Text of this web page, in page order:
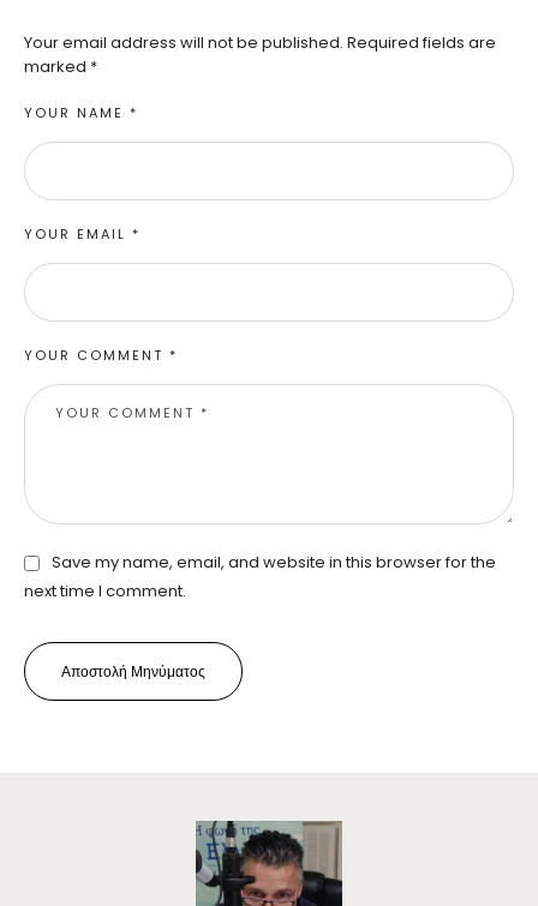
Your email address will not be published. Required fields are
marked *
YOUR COMMENT *
YOUR NAME *
YOUR EMAIL *
Save my name, email, and website in this browser for the
next time I comment.
Αποστολή Μηνύματος